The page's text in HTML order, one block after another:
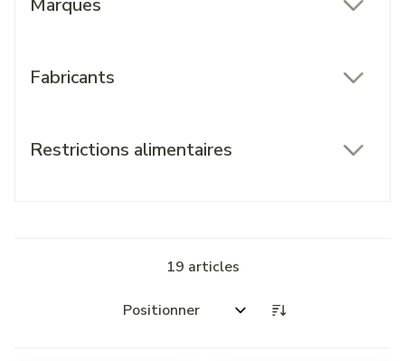
Marques
Fabricants
Restrictions alimentaires
19 articles
Trier par: